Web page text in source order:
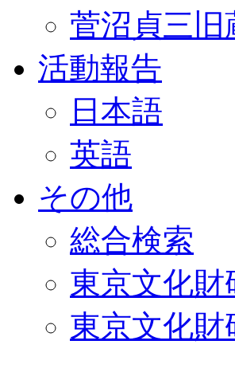
菅沼貞三旧
活動報告
日本語
英語
その他
総合検索
東京文化
東京文化財